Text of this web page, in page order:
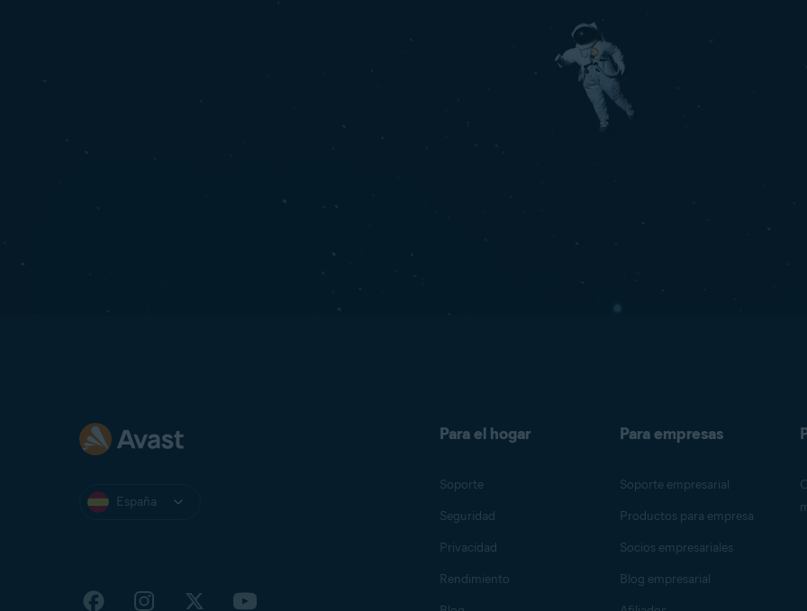
España
Para el hogar
Soporte
Seguridad
Privacidad
Rendimiento
Para empresas
Soporte empresarial
Productos para empresa
Socios empresariales
Blog empresarial